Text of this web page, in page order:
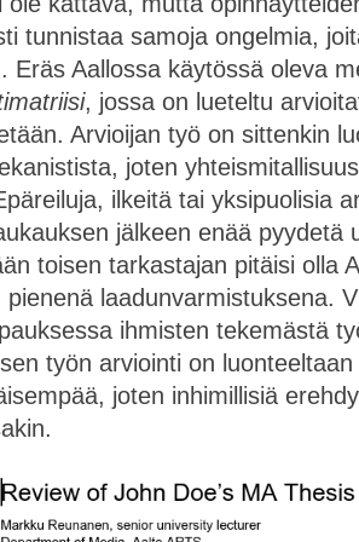
tunnistaa samoja ongelmia,
Eräs Aallossa käytössä oleva
, jossa on lueteltu
Arvioijan työ on sittenkin
joten
ilkeitä tai yksipuolisia
jälkeen enää pyydetä
toisen tarkastajan pitäisi olla
pienenä laadunvarmistuksena.
ihmisten tekemästä
työn arviointi on
joten inhimillisiä